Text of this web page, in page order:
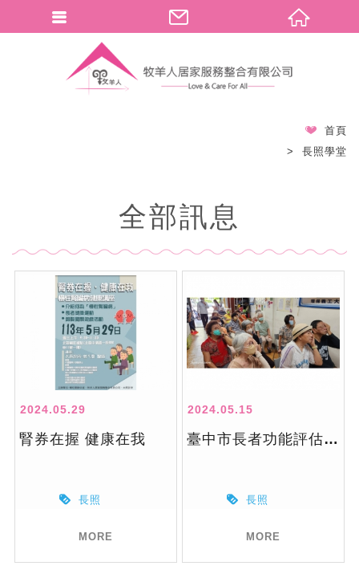
首頁
長照學堂
全部訊息
2024.05.29
腎券在握 健康在我
長照
MORE
2024.05.15
臺中市長者功能評估暨視力保健衛教
長照
MORE